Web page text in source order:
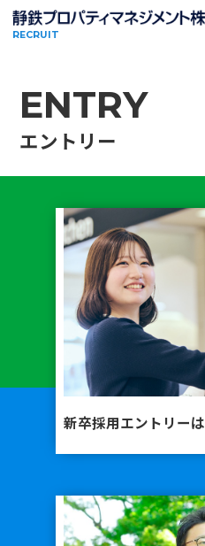
RECRUIT
ABOUT US
３つのキーワードで知る！
静鉄プロパティマネジメント
すごいぞ！セノバ
WORK 仕事について
PEOPLE 社員紹介
開発事業部 谷川 順一
セノバ事業部 久保田 花央
施設管理事業部 長島 貴宏
セノバ事業部 花崎 陸
SPECIAL スペシャル
キャリア社員座談会
ENTRY
エントリー
新卒採用エントリーは